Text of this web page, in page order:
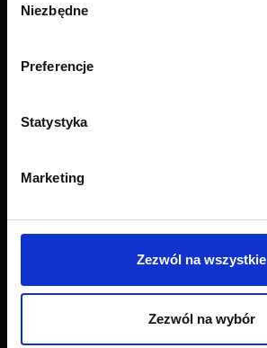
zgody
Niezbędne
Preferencje
Statystyka
Marketing
Zezwól na wszystkie
Zezwól na wybór
Najczęściej zadawane pytania (FAQ)
Próbnik tkanin
O firmie
Nasze showroomy
Godziny otwarcia